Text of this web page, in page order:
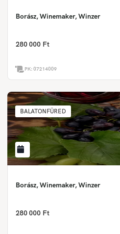
Borász, Winemaker, Winzer
280 000 Ft
PK:07214009
BALATONFÜRED
Borász, Winemaker, Winzer
280 000 Ft